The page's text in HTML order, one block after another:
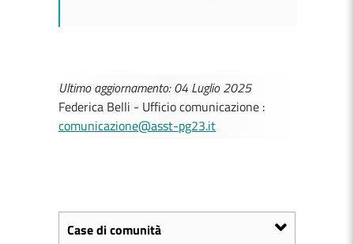
Ultimo aggiornamento: 04 Luglio 2025
Federica Belli - Ufficio comunicazione :
comunicazione@asst-pg23.it
Case di comunità